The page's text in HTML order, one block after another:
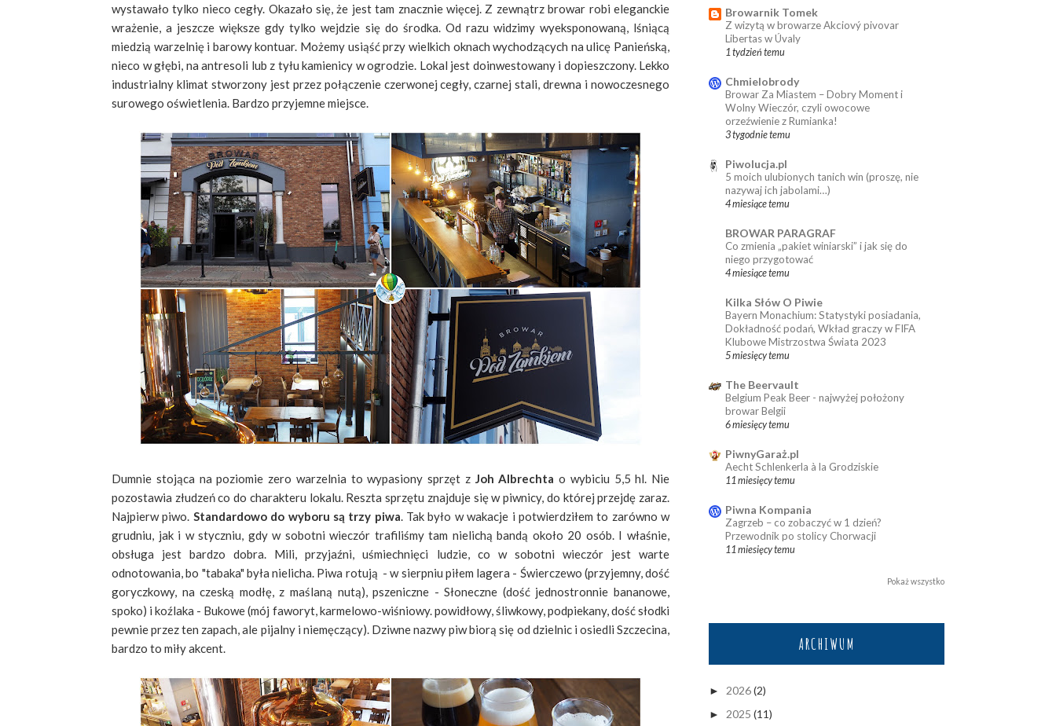
wystawało tylko nieco cegły. Okazało się, że jest tam znacznie więcej. Z zewnątrz browar robi eleganckie
wrażenie, a jeszcze większe gdy tylko wejdzie się do środka. Od razu widzimy wyeksponowaną, lśniącą
miedzią warzelnię i barowy kontuar. Możemy usiąść przy wielkich oknach wychodzących na ulicę Panieńską,
nieco w głębi, na antresoli lub z tyłu kamienicy w ogrodzie. Lokal jest doinwestowany i dopieszczony. Lekko
industrialny klimat stworzony jest przez połączenie czerwonej cegły, czarnej stali, drewna i nowoczesnego
surowego oświetlenia. Bardzo przyjemne miejsce.
Dumnie stojąca na poziomie zero warzelnia to wypasiony sprzęt z Joh Albrechta o wybiciu 5,5 hl. Nie
pozostawia złudzeń co do charakteru lokalu. Reszta sprzętu znajduje się w piwnicy, do której przejdę zaraz.
Najpierw piwo. Standardowo do wyboru są trzy piwa. Tak było w wakacje i potwierdziłem to zarówno w
grudniu, jak i w styczniu, gdy w sobotni wieczór trafiliśmy tam nielichą bandą około 20 osób. I właśnie,
obsługa jest bardzo dobra. Mili, przyjaźni, uśmiechnięci ludzie, co w sobotni wieczór jest warte
odnotowania, bo "tabaka" była nielicha. Piwa rotują - w sierpniu piłem lagera - Świerczewo (przyjemny, dość
goryczkowy, na czeską modłę, z maślaną nutą), pszeniczne - Słoneczne (dość jednostronnie bananowe,
spoko) i koźlaka - Bukowe (mój faworyt, karmelowo-wiśniowy. powidłowy, śliwkowy, podpiekany, dość słodki
pewnie przez ten zapach, ale pijalny i niemęczący). Dziwne nazwy piw biorą się od dzielnic i osiedli Szczecina,
bardzo to miły akcent.
Browarnik Tomek
Z wizytą w browarze Akciový pivovar
Libertas w Úvaly
1 tydzień temu
Chmielobrody
Browar Za Miastem – Dobry Moment i
Wolny Wieczór, czyli owocowe
orzeźwienie z Rumianka!
3 tygodnie temu
Piwolucja.pl
5 moich ulubionych tanich win (proszę, nie
nazywaj ich jabolami…)
4 miesiące temu
BROWAR PARAGRAF
Co zmienia „pakiet winiarski” i jak się do
niego przygotować
4 miesiące temu
Kilka Słów O Piwie
Bayern Monachium: Statystyki posiadania,
Dokładność podań, Wkład graczy w FIFA
Klubowe Mistrzostwa Świata 2023
5 miesięcy temu
The Beervault
Belgium Peak Beer - najwyżej położony
browar Belgii
6 miesięcy temu
PiwnyGaraż.pl
Aecht Schlenkerla à la Grodziskie
11 miesięcy temu
Piwna Kompania
Zagrzeb – co zobaczyć w 1 dzień?
Przewodnik po stolicy Chorwacji
11 miesięcy temu
Pokaż wszystko
ARCHIWUM
► 2026(2)
► 2025 (11)